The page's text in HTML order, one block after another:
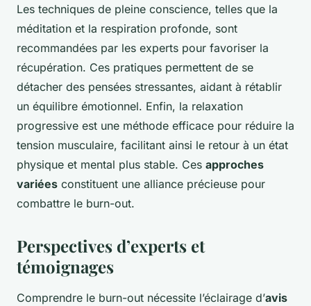
Les techniques de pleine conscience, telles que la
méditation et la respiration profonde, sont
recommandées par les experts pour favoriser la
récupération. Ces pratiques permettent de se
détacher des pensées stressantes, aidant à rétablir
un équilibre émotionnel. Enfin, la relaxation
progressive est une méthode efficace pour réduire la
tension musculaire, facilitant ainsi le retour à un état
physique et mental plus stable. Ces approches
variées constituent une alliance précieuse pour
combattre le burn-out.
Perspectives d’experts et
témoignages
Comprendre le burn-out nécessite l’éclairage d’avis